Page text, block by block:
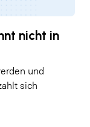
nicht in
und
sich